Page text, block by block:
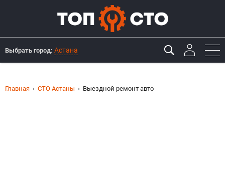
Выбрать город: Астана
Главная СТО Астаны Выездной ремонт авто